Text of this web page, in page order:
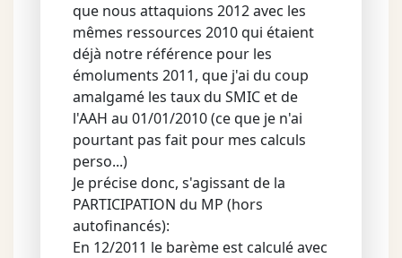
que nous attaquions 2012 avec les
mêmes ressources 2010 qui étaient
déjà notre référence pour les
émoluments 2011, que j'ai du coup
amalgamé les taux du SMIC et de
l'AAH au 01/01/2010 (ce que je n'ai
pourtant pas fait pour mes calculs
perso...)
Je précise donc, s'agissant de la
PARTICIPATION du MP (hors
autofinancés):
En 12/2011 le barème est calculé avec